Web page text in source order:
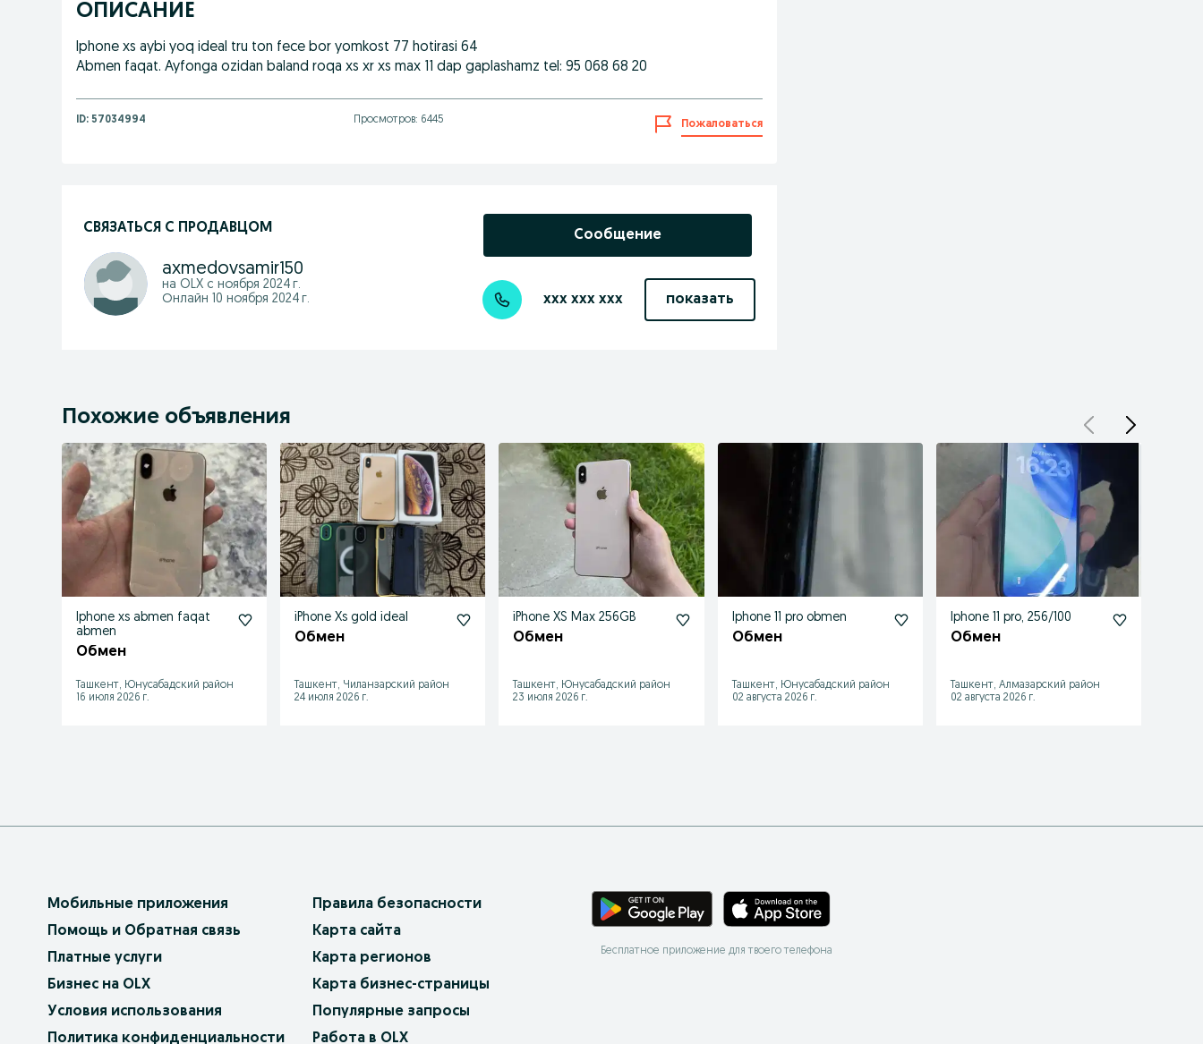
ОПИСАНИЕ
Iphone xs aybi yoq ideal tru ton fece bor yomkost 77 hotirasi 64
Abmen faqat. Ayfonga ozidan baland roqa xs xr xs max 11 dap gaplashamz tel: 95 068 68 20
ID: 57034994 Просмотров: 6445 Пожаловаться
СВЯЗАТЬСЯ С ПРОДАВЦОМ
axmedovsamir150
на OLX с ноября 2024 г.
Онлайн 10 ноября 2024 г.
Сообщение
xxx xxx xxx показать
Похожие объявления
Iphone xs abmen faqat
abmen
Обмен
Ташкент, Юнусабадский район
16 июля 2026 г.
iPhone Xs gold ideal
Обмен
Ташкент, Чиланзарский район
24 июля 2026 г.
iPhone XS Max 256GB
Обмен
Ташкент, Юнусабадский район
23 июля 2026 г.
Iphone 11 pro obmen
Обмен
Ташкент, Юнусабадский район
02 августа 2026 г.
Iphone 11 pro, 256/100
Обмен
Ташкент, Алмазарский район
02 августа 2026 г.
Мобильные приложения
Помощь и Обратная связь
Платные услуги
Бизнес на OLX
Условия использования
Политика конфиденциальности
Правила безопасности
Карта сайта
Карта регионов
Карта бизнес-страницы
Популярные запросы
Работа в OLX
Бесплатное приложение для твоего телефона